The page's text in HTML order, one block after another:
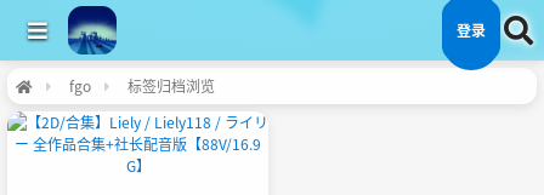
登录
fgo 标签归档浏览